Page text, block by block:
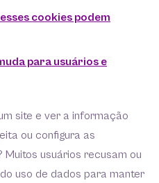
cookies podem
para usuários e
site e ver a informação
ou configura as
usuários recusam ou
uso de dados para manter